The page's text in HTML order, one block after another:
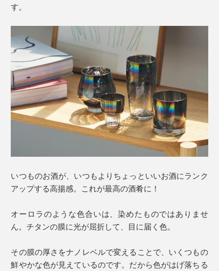
す。
いつものお酒が、いつもよりちょっといいお酒にランク
アップする高揚感。これが最高の酒肴に！
オーロラのような色合いは、染めたものではありませ
ん。チタンの膜に光が屈折して、目に届く色。
その膜の厚さをナノレベルで変えることで、いくつもの
鮮やかな色が見えているのです。だから色がはげ落ちる